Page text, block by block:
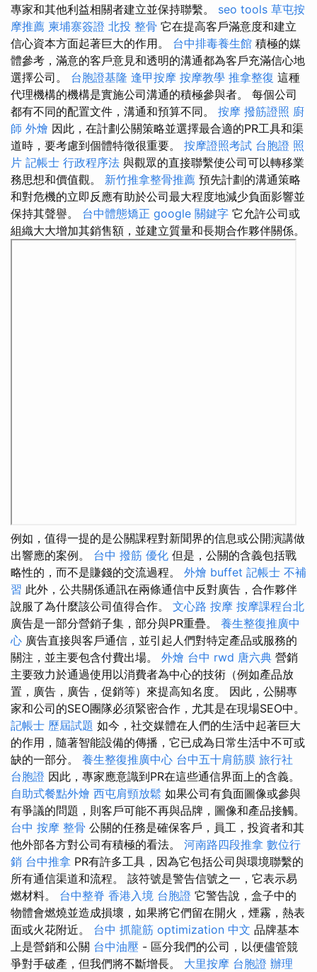
專家和其他利益相關者建立並保持聯繫。 seo tools 草屯按
摩推薦 柬埔寨簽證 北投 整骨 它在提高客戶滿意度和建立
信心資本方面起著巨大的作用。 台中排毒養生館 積極的媒
體參考，滿意的客戶意見和透明的溝通都為客戶充滿信心地
選擇公司。 台胞證基隆 逢甲按摩 按摩教學 推拿整復 這種
代理機構的機構是實施公司溝通的積極參與者。 每個公司
都有不同的配置文件，溝通和預算不同。 按摩 撥筋證照 廚
師 外燴 因此，在計劃公關策略並選擇最合適的PR工具和渠
道時，要考慮到個體特徵很重要。 按摩證照考試 台胞證 照
片 記帳士 行政程序法 與觀眾的直接聯繫使公司可以轉移業
務思想和價值觀。 新竹推拿整骨推薦 預先計劃的溝通策略
和對危機的立即反應有助於公司最大程度地減少負面影響並
保持其聲譽。 台中體態矯正 google 關鍵字 它允許公司或
組織大大增加其銷售額，並建立質量和長期合作夥伴關係。
例如，值得一提的是公關課程對新聞界的信息或公開演講做
出響應的案例。 台中 撥筋 優化 但是，公關的含義包括戰
略性的，而不是賺錢的交流過程。 外燴 buffet 記帳士 不補
習 此外，公共關係通訊在兩條通信中反對廣告，合作夥伴
說服了為什麼該公司值得合作。 文心路 按摩 按摩課程台北
廣告是一部分營銷子集，部分與PR重疊。 養生整復推廣中
心 廣告直接與客戶通信，並引起人們對特定產品或服務的
關注，並主要包含付費出場。 外燴 台中 rwd 唐六典 營銷
主要致力於通過使用以消費者為中心的技術（例如產品放
置，廣告，廣告，促銷等）來提高知名度。 因此，公關專
家和公司的SEO團隊必須緊密合作，尤其是在現場SEO中。
記帳士 歷屆試題 如今，社交媒體在人們的生活中起著巨大
的作用，隨著智能設備的傳播，它已成為日常生活中不可或
缺的一部分。 養生整復推廣中心 台中五十肩筋膜 旅行社
台胞證 因此，專家應意識到PR在這些通信界面上的含義。
自助式餐點外燴 西屯肩頸放鬆 如果公司有負面圖像或參與
有爭議的問題，則客戶可能不再與品牌，圖像和產品接觸。
台中 按摩 整骨 公關的任務是確保客戶，員工，投資者和其
他外部各方對公司有積極的看法。 河南路四段推拿 數位行
銷 台中推拿 PR有許多工具，因為它包括公司與環境聯繫的
所有通信渠道和流程。 該符號是警告信號之一，它表示易
燃材料。 台中整脊 香港入境 台胞證 它警告說，盒子中的
物體會燃燒並造成損壞，如果將它們留在開火，煙霧，熱表
面或火花附近。 台中 抓龍筋 optimization 中文 品牌基本
上是營銷和公關 台中油壓 - 區分我們的公司，以便儘管競
爭對手破產，但我們將不斷增長。 大里按摩 台胞證 辦理